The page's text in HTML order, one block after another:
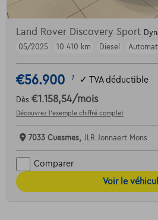
Land Rover Discovery Sport
05/2025
10.410 km Diesel
€56.900 1 ✓ TVA déductible
Dès €1.158,54/mois
Découvrez l’exemple chiffré complet
7033 Cuesmes, JLR Jonnaert Mons
Comparer
Voir le